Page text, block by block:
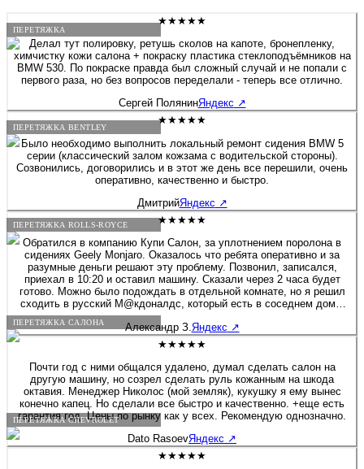
ПЕРЕТЯЖКА
ПЕРЕТЯЖКА BENTLEY
ПЕРЕТЯЖКА ROLLS-ROYCE
ПЕРЕТЯЖКА САЛОНА
ПЕРЕТЯЖКА CHEVROLET
★★★★★
Делал тут полировку, ретушь сколов на капоте, бронепленку,
химчистку кожи салона + покраску пластика стеклоподъёмников на
BMW 530. По покраске правда был сложный случай и не попали с
первого раза, но без вопросов переделали - теперь все отлично.
Сергей ПолянинЯндекс ↗
★★★★★
Было необходимо выполнить локальный ремонт сидения BMW 5
серии (классический залом кожзама с водительской стороны).
Созвонились, договорились и в этот же день все перешили, очень
оперативно, качественно и быстро.
ДмитрийЯндекс ↗
★★★★★
Обратился в компанию Купи Салон, за уплотнением поролона в
сидениях Geely Monjaro. Оказалось что ребята оперативно и за
разумные деньги решают эту проблему. Позвонил, записался,
приехал в 10:20 и оставил машину. Сказали через 2 часа будет
готово. Можно было подождать в отдельной комнате, но я решил
сходить в русский М@кдоналдс, который есть в соседнем доме.
Звонок через 1ч. 20мин., машина готова! Все сделали очень
аккуратно, места действительно стали гораздо плотнее, то что я и
хотел! Фото до и после прилагаю. Спасибо за вашу работу,
Александр З. Яндекс ↗
★★★★★
Почти год с ними общался удалено, думал сделать салон на
другую машину, но созрел сделать руль кожанным на шкода
октавия. Менеджер Николос (мой земляк), кукушку я ему вынес
конечно капец. Но сделали все быстро и качественно. +еще есть
гарантия год. Цены по рынку как у всех. Рекомендую однозначно.
Dato RasoevЯндекс ↗
★★★★★